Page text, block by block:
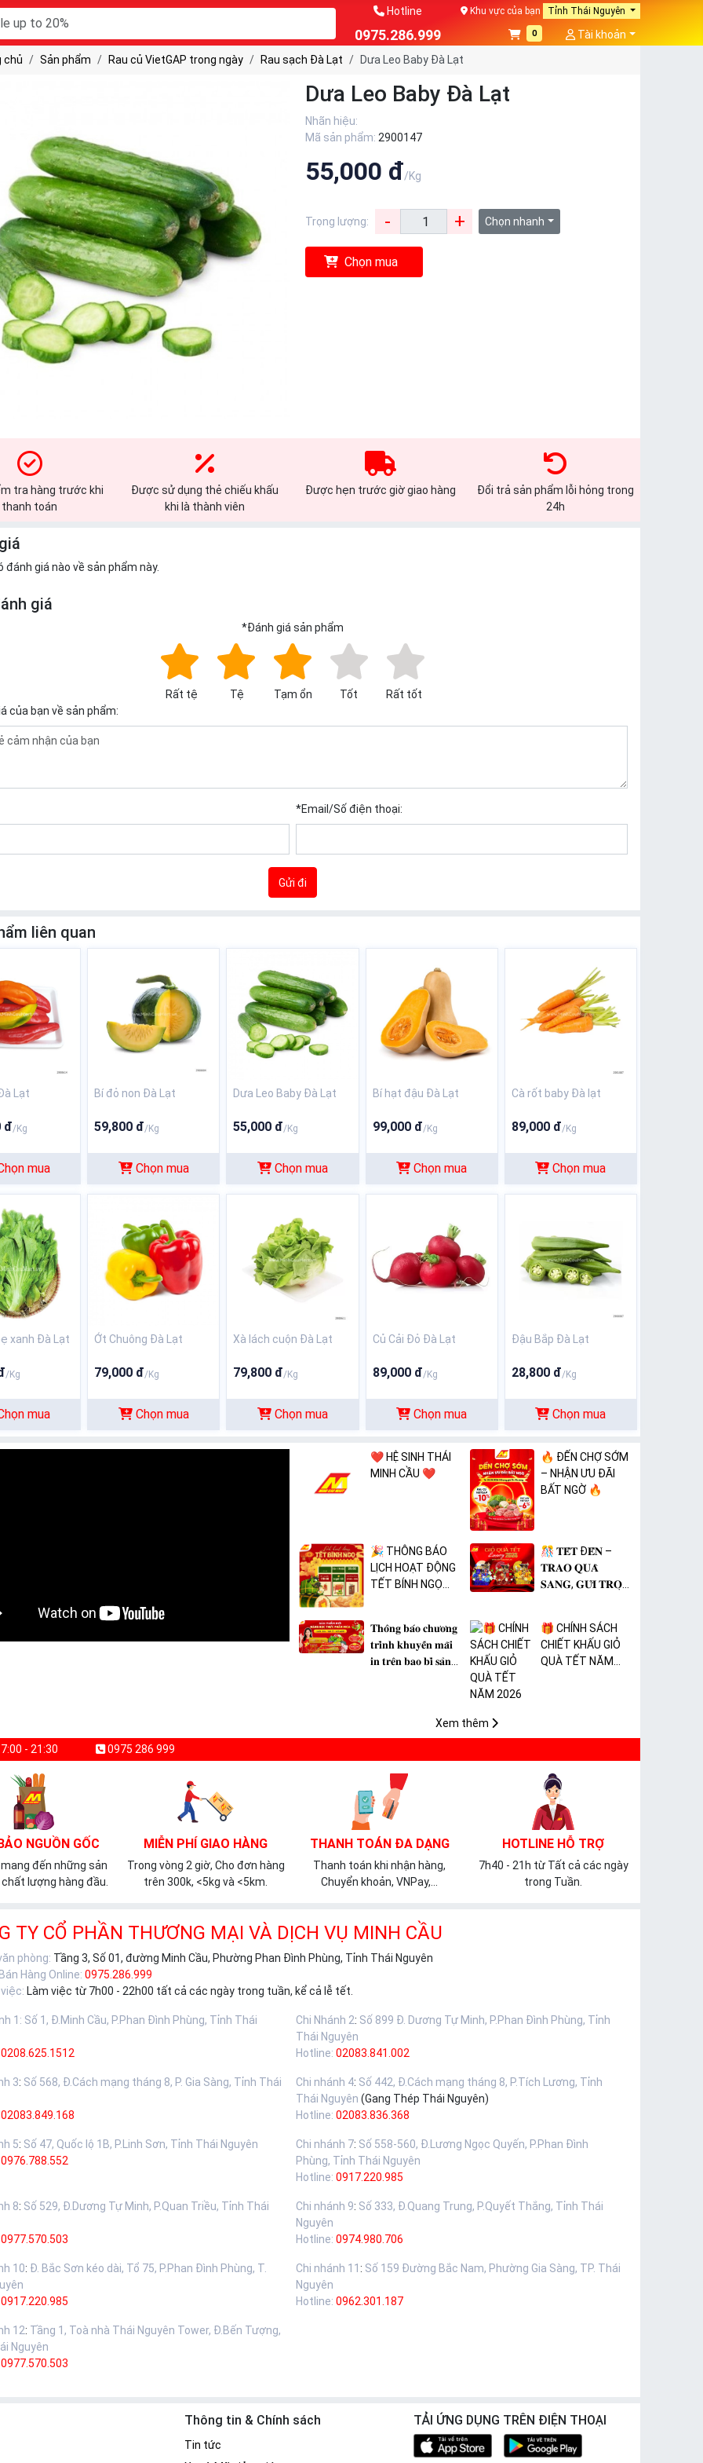
Hotline
0975.286.999
Khu vực của bạn Tỉnh Thái Nguyên
0 Tài khoản
chủ Sản phẩm Rau củ VietGAP trong ngày Rau sạch Đà Lạt Dưa Leo Baby Đà Lạt
Dưa Leo Baby Đà Lạt
Nhãn hiệu:
Mã sản phẩm: 2900147
55,000 đ/Kg
Trọng lượng: - + Chọn nhanh
Chọn mua
tra hàng trước khi
thanh toán
Được sử dụng thẻ chiếu khấu
khi là thành viên
Được hẹn trước giờ giao hàng
Đổi trả sản phẩm lỗi hỏng trong
24h
đánh giá nào về sản phẩm này.
giá
*Đánh giá sản phẩm
Rất tệ Tệ Tạm ổn Tốt
Rất tốt
của bạn về sản phẩm:
*Email/Số điện thoại:
Gửi đi
liên quan
Lạt
đ/Kg
mua
Bí đỏ non Đà Lạt
59,800 đ/Kg
Chọn mua
Dưa Leo Baby Đà Lạt
55,000 đ/Kg
Chọn mua
Bí hạt đậu Đà Lạt
99,000 đ/Kg
Chọn mua
Cà rốt baby Đà lạt
89,000 đ/Kg
Chọn mua
xanh Đà Lạt
/Kg
mua
Ớt Chuông Đà Lạt
79,000 đ/Kg
Chọn mua
Xà lách cuộn Đà Lạt
79,800 đ/Kg
Chọn mua
Củ Cải Đỏ Đà Lạt
89,000 đ/Kg
Chọn mua
Đậu Bắp Đà Lạt
28,800 đ/Kg
Chọn mua
❤️ HỆ SINH THÁI
MINH CẦU ❤️
🔥 ĐẾN CHỢ SỚM
– NHẬN ƯU ĐÃI
BẤT NGỜ 🔥
🎉 THÔNG BÁO
LỊCH HOẠT ĐỘNG
TẾT BÍNH NGỌ
🎊 𝐓𝐄̂́𝐓 Đ𝐄̂́𝐍 –
𝐓𝐑𝐀𝐎 𝐐𝐔𝐀̀
𝐒𝐀𝐍𝐆, 𝐆𝐔̛̉𝐈 𝐓𝐑𝐎̣𝐍
𝐓𝐡𝐨̂𝐧𝐠 𝐛𝐚́𝐨 𝐜𝐡𝐮̛𝐨̛𝐧𝐠
𝐭𝐫𝐢̀𝐧𝐡 𝐤𝐡𝐮𝐲𝐞̂́𝐧 𝐦𝐚̃𝐢
𝐢𝐧 𝐭𝐫𝐞̂𝐧 𝐛𝐚𝐨 𝐛𝐢̀ 𝐬𝐚̉𝐧
🎁 CHÍNH SÁCH
CHIẾT KHẤU GIỎ
QUÀ TẾT NĂM
Xem thêm
- 21:30 0975 286 999
NGUỒN GỐC
đến những sản
lượng hàng đầu.
MIỄN PHÍ GIAO HÀNG
Trong vòng 2 giờ, Cho đơn hàng
trên 300k, <5kg và <5km.
THANH TOÁN ĐA DẠNG
Thanh toán khi nhận hàng,
Chuyển khoản, VNPay,...
HOTLINE HỖ TRỢ
7h40 - 21h từ Tất cả các ngày
trong Tuần.
TY CỔ PHẦN THƯƠNG MẠI VÀ DỊCH VỤ MINH CẦU
phòng: Tầng 3, Số 01, đường Minh Cầu, Phường Phan Đình Phùng, Tỉnh Thái Nguyên
Hàng Online: 0975.286.999
Làm việc từ 7h00 - 22h00 tất cả các ngày trong tuần, kể cả lễ tết.
1 : Số 1, Đ.Minh Cầu, P.Phan Đình Phùng, Tỉnh Thái
0208.625.1512
Chi Nhánh 2: Số 899 Đ. Dương Tự Minh, P.Phan Đình Phùng, Tỉnh
Thái Nguyên
Hotline: 02083.841.002
3: Số 568, Đ.Cách mạng tháng 8, P. Gia Sàng, Tỉnh Thái
02083.849.168
Chi nhánh 4: Số 442, Đ.Cách mạng tháng 8, P.Tích Lương, Tỉnh
Thái Nguyên (Gang Thép Thái Nguyên)
Hotline: 02083.836.368
5: Số 47, Quốc lộ 1B, P.Linh Sơn, Tỉnh Thái Nguyên
0976.788.552
Chi nhánh 7: Số 558-560, Đ.Lương Ngọc Quyến, P.Phan Đình
Phùng, Tỉnh Thái Nguyên
Hotline: 0917.220.985
8: Số 529, Đ.Dương Tự Minh, P.Quan Triều, Tỉnh Thái
0977.570.503
Chi nhánh 9: Số 333, Đ.Quang Trung, P.Quyết Thắng, Tỉnh Thái
Nguyên
Hotline: 0974.980.706
10: Đ. Bắc Sơn kéo dài, Tổ 75, P.Phan Đình Phùng, T.
0917.220.985
Chi nhánh 11 : Số 159 Đường Bắc Nam, Phường Gia Sàng, TP. Thái
Nguyên
Hotline: 0962.301.187
12: Tầng 1, Toà nhà Thái Nguyên Tower, Đ.Bến Tượng,
Nguyên
0977.570.503
Thông tin & Chính sách
Tin tức
TẢI ỨNG DỤNG TRÊN ĐIỆN THOẠI